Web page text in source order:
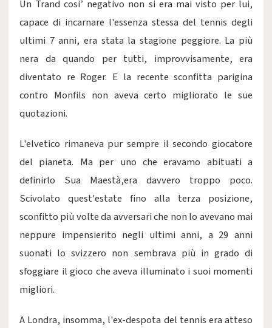
Un Trand cosi’ negativo non si era mai visto per lui,
capace di incarnare l'essenza stessa del tennis degli
ultimi 7 anni, era stata la stagione peggiore. La più
nera da quando per tutti, improvvisamente, era
diventato re Roger. E la recente sconfitta parigina
contro Monfils non aveva certo migliorato le sue
quotazioni.
L'elvetico rimaneva pur sempre il secondo giocatore
del pianeta. Ma per uno che eravamo abituati a
definirlo Sua Maestà,era davvero troppo poco.
Scivolato quest'estate fino alla terza posizione,
sconfitto più volte da avversari che non lo avevano mai
neppure impensierito negli ultimi anni, a 29 anni
suonati lo svizzero non sembrava più in grado di
sfoggiare il gioco che aveva illuminato i suoi momenti
migliori.
A Londra, insomma, l'ex-despota del tennis era atteso